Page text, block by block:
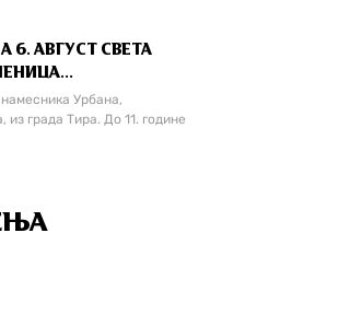
6. АВГУСТ СВЕТА
Урбана,
из града Тира. До 11. године